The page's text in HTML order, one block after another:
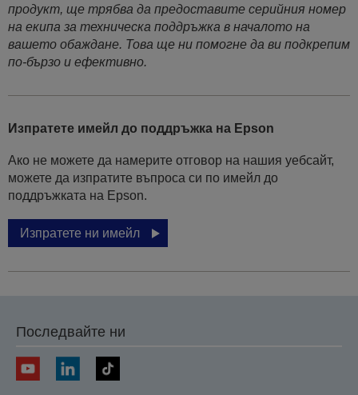
продукт, ще трябва да предоставите серийния номер
на екипа за техническа поддръжка в началото на
вашето обаждане. Това ще ни помогне да ви подкрепим
по-бързо и ефективно.
Изпратете имейл до поддръжка на Epson
Ако не можете да намерите отговор на нашия уебсайт,
можете да изпратите въпроса си по имейл до
поддръжката на Epson.
Изпратете ни имейл
Последвайте ни